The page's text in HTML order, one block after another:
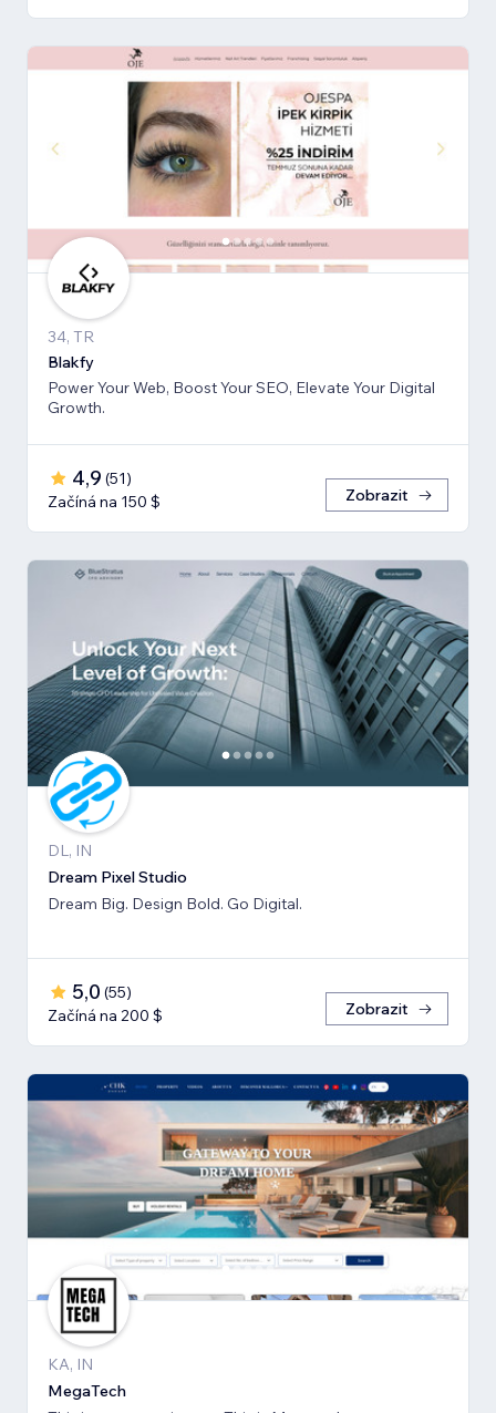
34, TR
Blakfy
Power Your Web, Boost Your SEO, Elevate Your Digital
Growth.
4,9 (51)
Začíná na 150 $
Zobrazit
DL, IN
Dream Pixel Studio
Dream Big. Design Bold. Go Digital.
5,0 (55)
Začíná na 200 $
Zobrazit
KA, IN
MegaTech